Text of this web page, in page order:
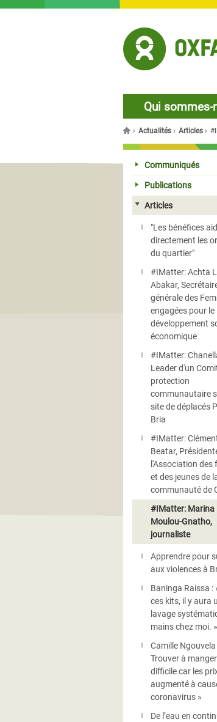
Qui sommes-
You are here
› Actualités › Articles ›
Communiqués
Publications
Articles
"Les bénéfices
directement les
du quartier"
#IMatter: Achta
Abakar,
générale des
engagées pour le
développement
économique
#IMatter:
Leader d'un
protection
communautaire
site de déplacés
Bria
#IMatter:
Beatar,
l'Association des
et des jeunes de
communauté de
#IMatter: Marina
Moulou-Gnatho,
journaliste
Apprendre pour
aux violences à
Baninga Raissa :
ces kits, il y aura
lavage
mains chez moi. »
Camille Ngouvela
Trouver à
difficile car les
augmenté à
coronavirus »
De l’eau en